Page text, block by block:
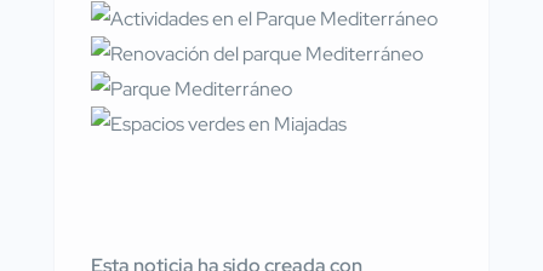
Esta noticia ha sido creada con